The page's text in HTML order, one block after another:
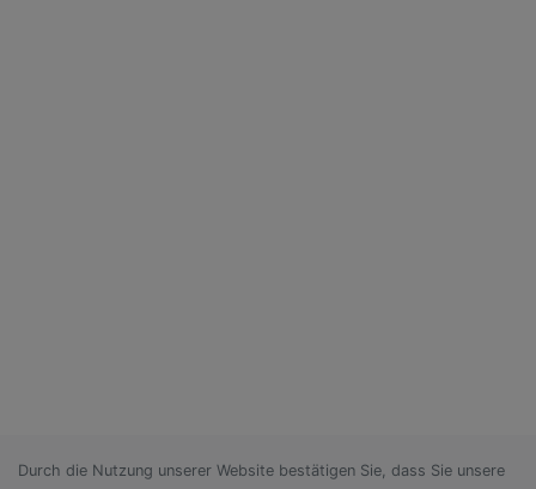
Durch die Nutzung unserer Website bestätigen Sie, dass Sie unsere